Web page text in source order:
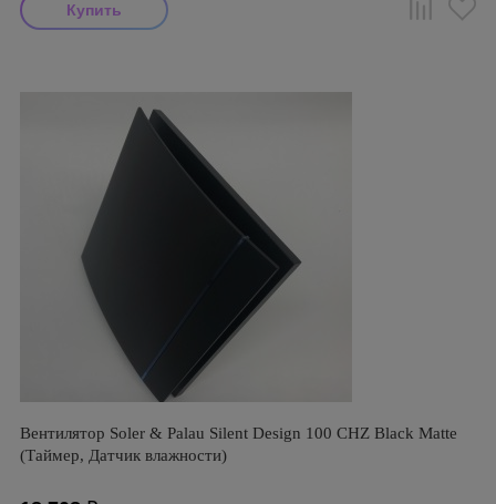
Вентилятор Soler & Palau Silent Design 100 CHZ Black Matte
(Таймер, Датчик влажности)